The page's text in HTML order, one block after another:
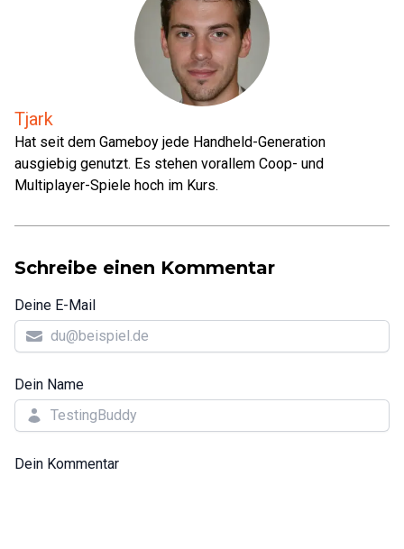
Tjark
Hat seit dem Gameboy jede Handheld-Generation
ausgiebig genutzt. Es stehen vorallem Coop- und
Multiplayer-Spiele hoch im Kurs.
Schreibe einen Kommentar
Deine E-Mail
Dein Name
Dein Kommentar